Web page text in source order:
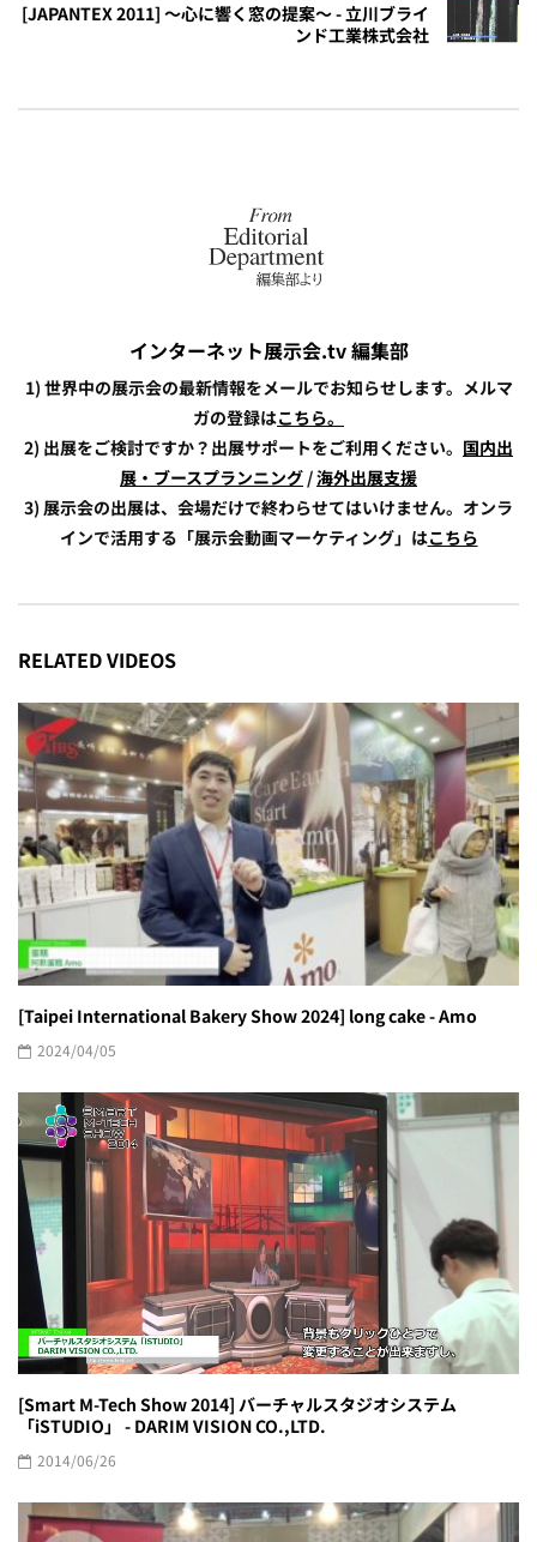
[JAPANTEX 2011] ～心に響く窓の提案～ - 立川ブライ
ンド工業株式会社
インターネット展示会.tv 編集部
1) 世界中の展示会の最新情報をメールでお知らせします。メルマ
ガの登録はこちら。
2) 出展をご検討ですか？出展サポートをご利用ください。 国内出
展・ブースプランニング /海外出展支援
3) 展示会の出展は、会場だけで終わらせてはいけません。オンラ
インで活用する「展示会動画マーケティング」はこちら
RELATED VIDEOS
[Taipei International Bakery Show 2024] long cake - Amo
2024/04/05
[Smart M-Tech Show 2014] バーチャルスタジオシステム
「iSTUDIO」 - DARIM VISION CO.,LTD.
2014/06/26